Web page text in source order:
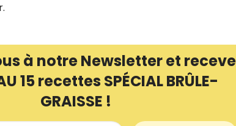
à notre Newsletter et
15 recettes SPÉCIAL BRÛLE-
GRAISSE !